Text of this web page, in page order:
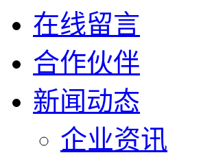
在线留言
合作伙伴
新闻动态
企业资讯